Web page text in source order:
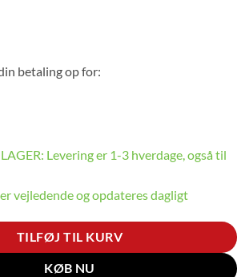
betaling op for:
Levering er 1-3 hverdage, også til
vejledende og opdateres dagligt
TILFØJ TIL KURV
KØB NU